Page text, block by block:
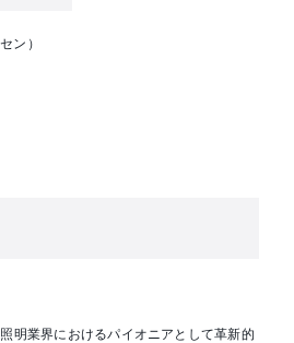
ン）
明業界におけるパイオニアとして革新的